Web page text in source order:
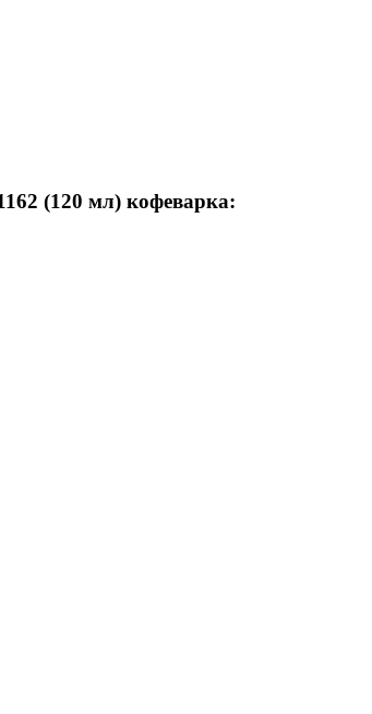
(120 мл) кофеварка: